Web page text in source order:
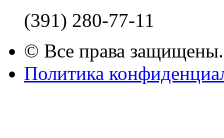
(391) 280-77-11
© Все права защищены.
Политика